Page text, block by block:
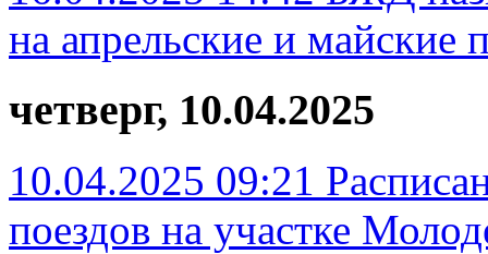
на апрельские и майские
четверг, 10.04.2025
10.04.2025 09:21
поездов на участке